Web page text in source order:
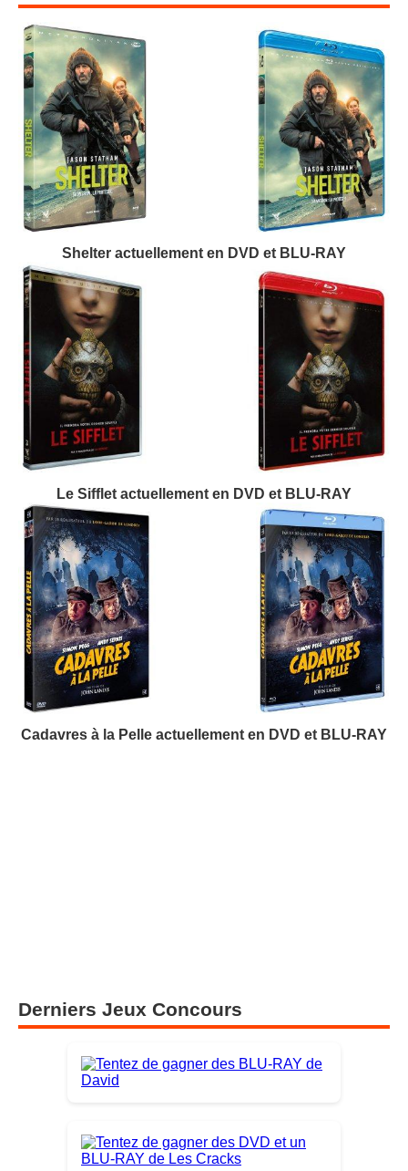
Shelter actuellement en DVD et BLU-RAY
Le Sifflet actuellement en DVD et BLU-RAY
Cadavres à la Pelle actuellement en DVD et BLU-RAY
Derniers Jeux Concours